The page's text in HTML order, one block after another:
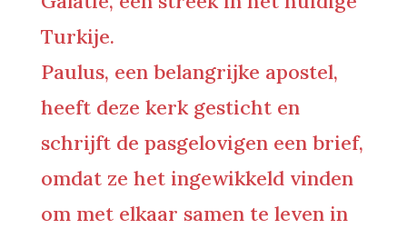
Turkije.
Paulus, een belangrijke apostel,
heeft deze kerk gesticht en
schrijft de pasgelovigen een brief,
omdat ze het ingewikkeld vinden
om met elkaar samen te leven in